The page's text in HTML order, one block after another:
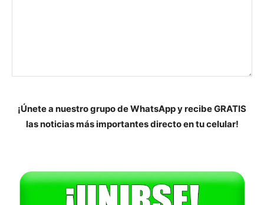
¡Únete a nuestro grupo de WhatsApp y recibe GRATIS
las noticias más importantes directo en tu celular!